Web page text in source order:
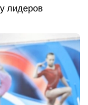
лидеров